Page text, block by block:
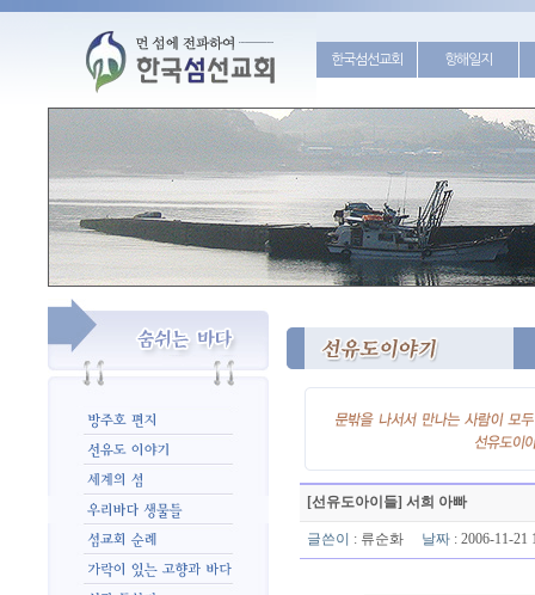
한국섬선교회 항해일지
[선유도아이들] 서희 아빠
글쓴이 : 류순화 날짜: 2006-11-